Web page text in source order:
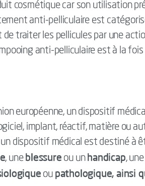
cosmétique car son utilisation
anti-pelliculaire est
traiter les pellicules par une
anti-pelliculaire est à la
européenne, un dispositif
implant, réactif, matière ou
un dispositif médical est destiné à
, une blessure ou un handicap,
ou pathologique, ainsi